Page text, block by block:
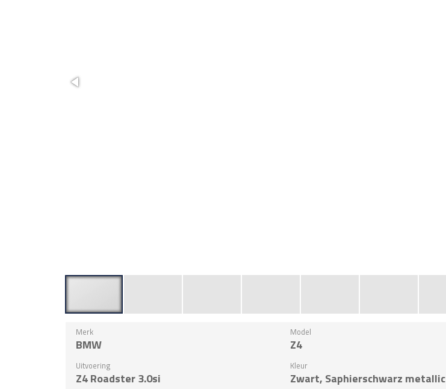
Merk
BMW
Model
Z4
Uitvoering
Z4 Roadster 3.0si
Kleur
Zwart, Saphierschwarz metallic